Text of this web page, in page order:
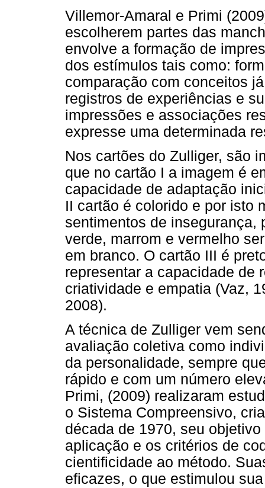
Villemor-Amaral e Primi
escolherem partes das
envolve a formação de
dos estímulos tais como:
comparação com conceitos
registros de experiências e
impressões e associações
expresse uma determinada
Nos cartões do Zulliger, são
que no cartão I a imagem é
capacidade de adaptação
II cartão é colorido e por isto
sentimentos de insegurança,
verde, marrom e vermelho
em branco. O cartão III é
representar a capacidade de
criatividade e empatia (Vaz,
2008).
A técnica de Zulliger vem
avaliação coletiva como
da personalidade, sempre
rápido e com um número
Primi, (2009) realizaram
o Sistema Compreensivo,
década de 1970, seu
aplicação e os critérios de
cientificidade ao método.
eficazes, o que estimulou